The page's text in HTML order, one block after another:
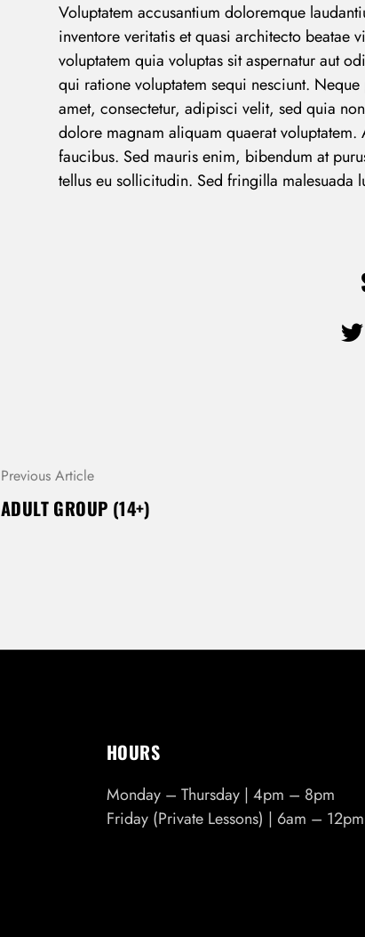
Voluptatem accusantium doloremque
inventore veritatis et quasi architecto beatae
voluptatem quia voluptas sit aspernatur aut
qui ratione voluptatem sequi nesciunt.
amet, consectetur, adipisci velit, sed quia
dolore magnam aliquam quaerat
faucibus. Sed mauris enim, bibendum at
tellus eu sollicitudin. Sed fringilla malesuada
Previous Article
ADULT GROUP (14+)
HOURS
Monday – Thursday | 4pm – 8pm
Friday (Private Lessons) | 6am – 12pm
Remember Me